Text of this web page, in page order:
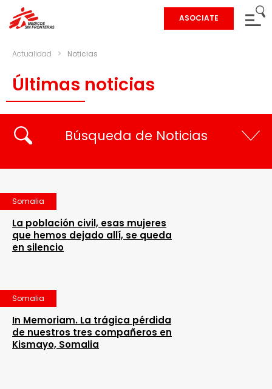
ASOCIATE
Actualidad > Noticias
Últimas noticias
Búsqueda de Noticias
Somalia
La población civil, esas mujeres
que hemos dejado allí, se queda
en silencio
Somalia
In Memoriam. La trágica pérdida
de nuestros tres compañeros en
Kismayo, Somalia